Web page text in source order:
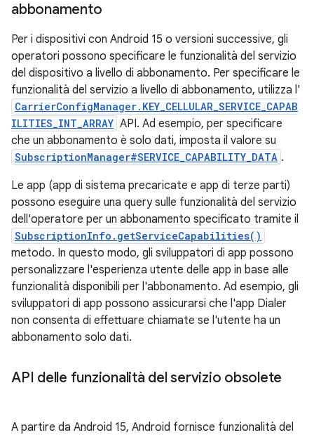
abbonamento
Per i dispositivi con Android 15 o versioni successive, gli
operatori possono specificare le funzionalità del servizio
del dispositivo a livello di abbonamento. Per specificare le
funzionalità del servizio a livello di abbonamento, utilizza l'
CarrierConfigManager.KEY_CELLULAR_SERVICE_CAPAB
ILITIES_INT_ARRAY API. Ad esempio, per specificare
che un abbonamento è solo dati, imposta il valore su
SubscriptionManager#SERVICE_CAPABILITY_DATA .
Le app (app di sistema precaricate e app di terze parti)
possono eseguire una query sulle funzionalità del servizio
dell'operatore per un abbonamento specificato tramite il
SubscriptionInfo.getServiceCapabilities()
metodo. In questo modo, gli sviluppatori di app possono
personalizzare l'esperienza utente delle app in base alle
funzionalità disponibili per l'abbonamento. Ad esempio, gli
sviluppatori di app possono assicurarsi che l'app Dialer
non consenta di effettuare chiamate se l'utente ha un
abbonamento solo dati.
API delle funzionalità del servizio obsolete
A partire da Android 15, Android fornisce funzionalità del